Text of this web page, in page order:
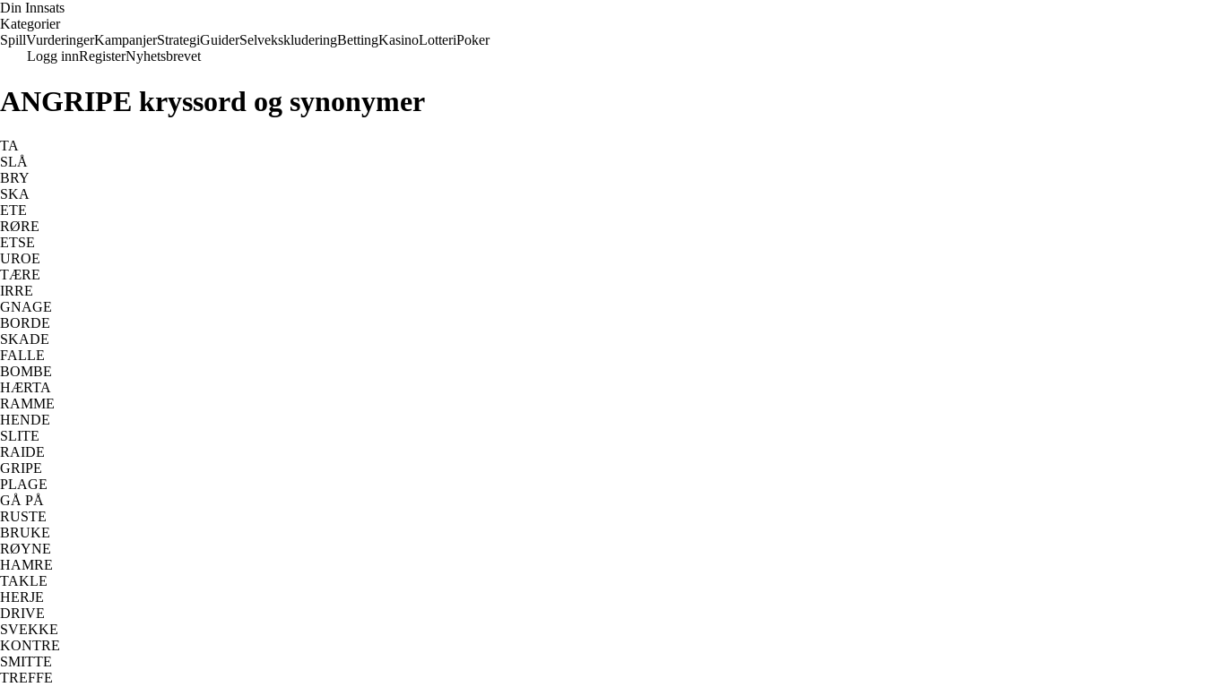
Din Innsats
Kategorier
SpillVurderingerKampanjerStrategiGuiderSelvekskluderingBettingKasinoLotteriPoker
Logg innRegisterNyhetsbrevet
ANGRIPE kryssord og synonymer
TA
SLÅ
BRY
SKA
ETE
RØRE
ETSE
UROE
TÆRE
IRRE
GNAGE
BORDE
SKADE
FALLE
BOMBE
HÆRTA
RAMME
HENDE
SLITE
RAIDE
GRIPE
PLAGE
GÅ PÅ
RUSTE
BRUKE
RØYNE
HAMRE
TAKLE
HERJE
DRIVE
SVEKKE
KONTRE
SMITTE
TREFFE